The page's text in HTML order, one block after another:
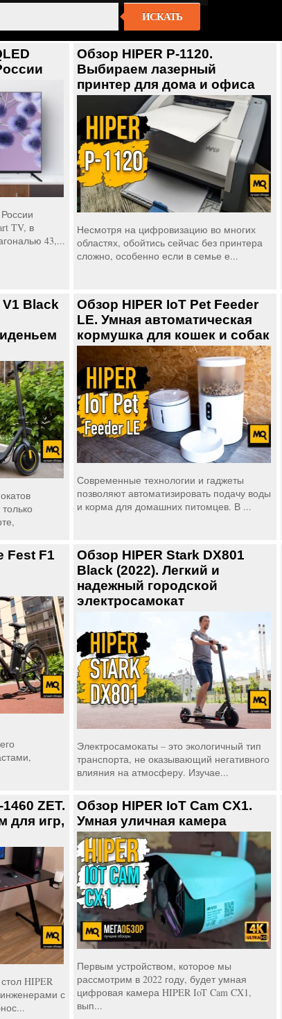
ИСКАТЬ
TV, в
43,...
Обзор HIPER P-1120.
Выбираем лазерный
принтер для дома и офиса
Несмотря на цифровизацию во многих
областях, обойтись сейчас без принтера
сложно, особенно если в семье е...
Black
Обзор HIPER IoT Pet Feeder
LE. Умная автоматическая
кормушка для кошек и собак
Современные технологии и гаджеты
позволяют автоматизировать подачу воды
и корма для домашних питомцев. В ...
Fest F1
Обзор HIPER Stark DX801
Black (2022). Легкий и
надежный городской
электросамокат
Электросамокаты – это экологичный тип
транспорта, не оказывающий негативного
влияния на атмосферу. Изучае...
ZET.
для игр,
HIPER
с
Обзор HIPER IoT Cam CX1.
Умная уличная камера
Первым устройством, которое мы
рассмотрим в 2022 году, будет умная
цифровая камера HIPER IoT Cam CX1,
вып...